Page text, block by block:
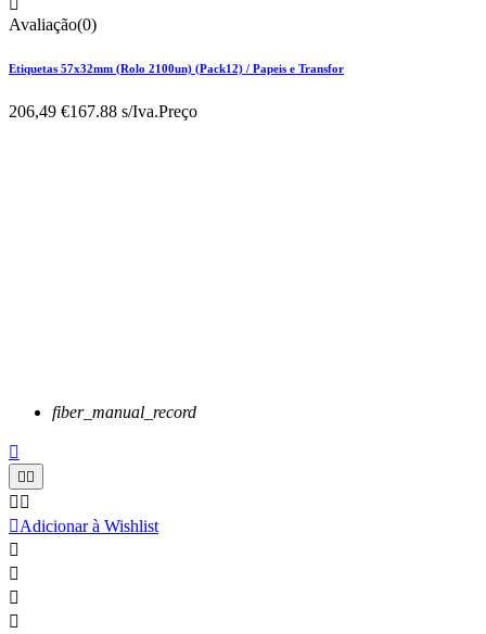
Avaliação(0)
Etiquetas 57x32mm (Rolo 2100un) (Pack12) / Papeis e Transfor
206,49 €167.88 s/Iva.Preço
fiber_manual_record


 
Adicionar à Wishlist



